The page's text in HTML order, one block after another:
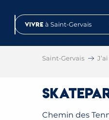
contenuVivre à Saint-Gervais
Saint-Gervais
Chemin des